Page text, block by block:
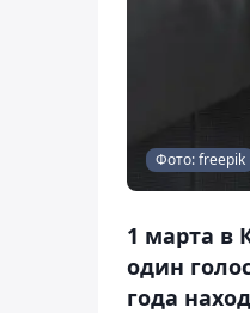
Фото: freepik
1 марта в
один
года